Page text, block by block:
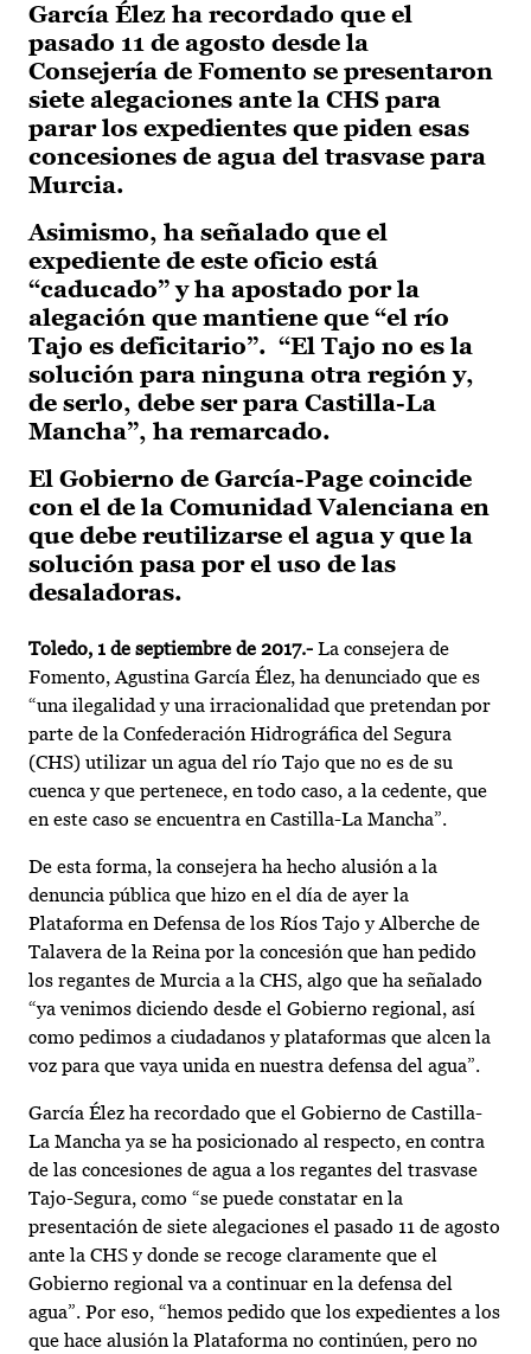
García Élez ha recordado que el
pasado 11 de agosto desde la
Consejería de Fomento se presentaron
siete alegaciones ante la CHS para
parar los expedientes que piden esas
concesiones de agua del trasvase para
Murcia.
Asimismo, ha señalado que el
expediente de este oficio está
“caducado” y ha apostado por la
alegación que mantiene que “el río
Tajo es deficitario”. “El Tajo no es la
solución para ninguna otra región y,
de serlo, debe ser para Castilla-La
Mancha”, ha remarcado.
El Gobierno de García-Page coincide
con el de la Comunidad Valenciana en
que debe reutilizarse el agua y que la
solución pasa por el uso de las
desaladoras.
Toledo, 1 de septiembre de 2017.- La consejera de
Fomento, Agustina García Élez, ha denunciado que es
“una ilegalidad y una irracionalidad que pretendan por
parte de la Confederación Hidrográfica del Segura
(CHS) utilizar un agua del río Tajo que no es de su
cuenca y que pertenece, en todo caso, a la cedente, que
en este caso se encuentra en Castilla-La Mancha”.
De esta forma, la consejera ha hecho alusión a la
denuncia pública que hizo en el día de ayer la
Plataforma en Defensa de los Ríos Tajo y Alberche de
Talavera de la Reina por la concesión que han pedido
los regantes de Murcia a la CHS, algo que ha señalado
“ya venimos diciendo desde el Gobierno regional, así
como pedimos a ciudadanos y plataformas que alcen la
voz para que vaya unida en nuestra defensa del agua”.
García Élez ha recordado que el Gobierno de Castilla-
La Mancha ya se ha posicionado al respecto, en contra
de las concesiones de agua a los regantes del trasvase
Tajo-Segura, como “se puede constatar en la
presentación de siete alegaciones el pasado 11 de agosto
ante la CHS y donde se recoge claramente que el
Gobierno regional va a continuar en la defensa del
agua”. Por eso, “hemos pedido que los expedientes a los
que hace alusión la Plataforma no continúen, pero no